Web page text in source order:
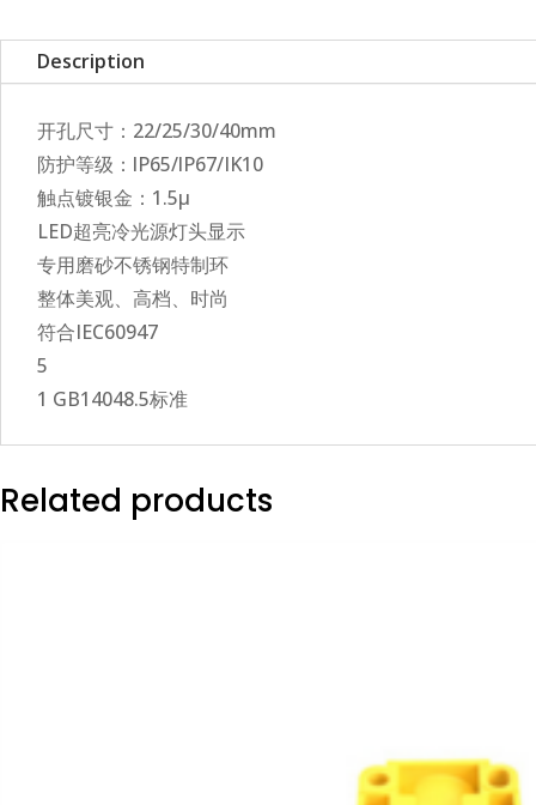
Description
开孔尺寸：22/25/30/40mm
防护等级：lP65/lP67/IK10
触点镀银金：1.5μ
LED超亮冷光源灯头显示
专用磨砂不锈钢特制环
整体美观、高档、时尚
符合IEC60947
5
1 GB14048.5标准
Related products